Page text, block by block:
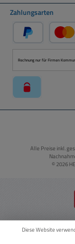
Zahlungsarten
PayPal
Rechnung nur für Firmen
Alle Preise inkl.
© 2026
Diese Website